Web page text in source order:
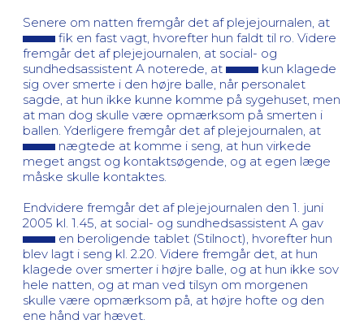
Senere om natten fremgår det af plejejournalen, at
fik en fast vagt, hvorefter hun faldt til ro. Videre
fremgår det af plejejournalen, at social- og
sundhedsassistent A noterede, at
kun klagede
sig over smerte i den højre balle, når personalet
sagde, at hun ikke kunne komme på sygehuset, men
at man dog skulle være opmærksom på smerten i
ballen. Yderligere fremgår det af plejejournalen, at
nægtede at komme i seng, at hun virkede
meget angst og kontaktsøgende, og at egen læge
måske skulle kontaktes.
Endvidere fremgår det af plejejournalen den 1. juni
2005 kl. 1.45, at social- og sundhedsassistent A gav
en beroligende tablet (Stilnoct), hvorefter hun
blev lagt i seng kl. 2.20. Videre fremgår det, at hun
klagede over smerter i højre balle, og at hun ikke sov
hele natten, og at man ved tilsyn om morgenen
skulle være opmærksom på, at højre hofte og den
ene hånd var hævet.